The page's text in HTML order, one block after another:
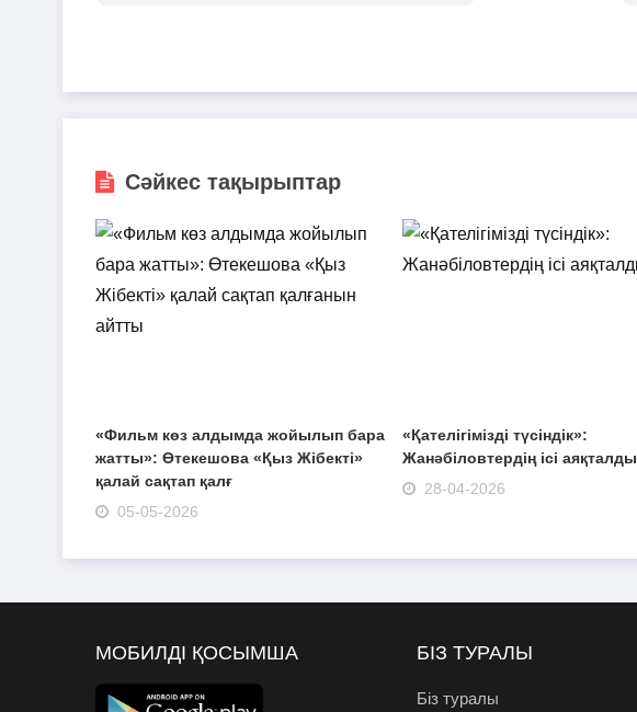
Сәйкес тақырыптар
«Фильм көз алдымда жойылып бара
жатты»: Өтекешова «Қыз Жібекті»
қалай сақтап қалғ
05-05-2026
«Қателігімізді түсіндік»:
Жанәбіловтердің ісі аяқталды
28-04-2026
МОБИЛДІ ҚОСЫМША БІЗ ТУРАЛЫ
Біз туралы